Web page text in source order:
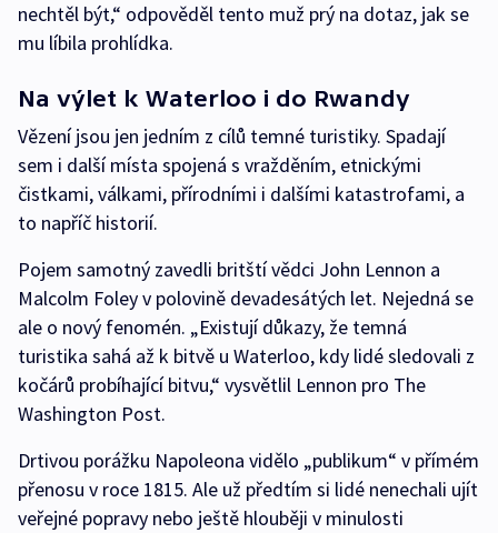
nechtěl být,“ odpověděl tento muž prý na dotaz, jak se
mu líbila prohlídka.
Na výlet k Waterloo i do Rwandy
Vězení jsou jen jedním z cílů temné turistiky. Spadají
sem i další místa spojená s vražděním, etnickými
čistkami, válkami, přírodními i dalšími katastrofami, a
to napříč historií.
Pojem samotný zavedli britští vědci John Lennon a
Malcolm Foley v polovině devadesátých let. Nejedná se
ale o nový fenomén. „Existují důkazy, že temná
turistika sahá až k bitvě u Waterloo, kdy lidé sledovali z
kočárů probíhající bitvu,“ vysvětlil Lennon pro The
Washington Post.
Drtivou porážku Napoleona vidělo „publikum“ v přímém
přenosu v roce 1815. Ale už předtím si lidé nenechali ujít
veřejné popravy nebo ještě hlouběji v minulosti